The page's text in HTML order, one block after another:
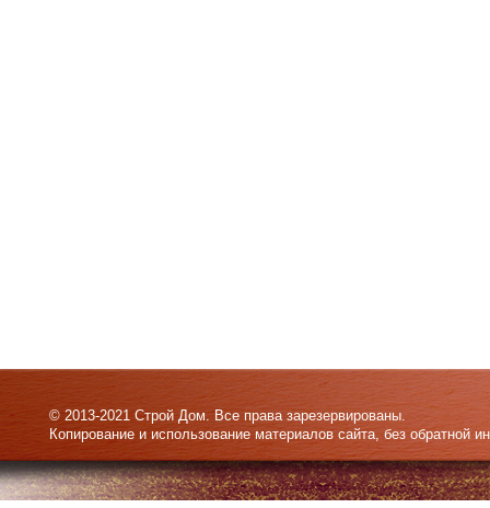
© 2013-2021 Строй Дом. Все права зарезервированы.
Копирование и использование материалов сайта, без обратной